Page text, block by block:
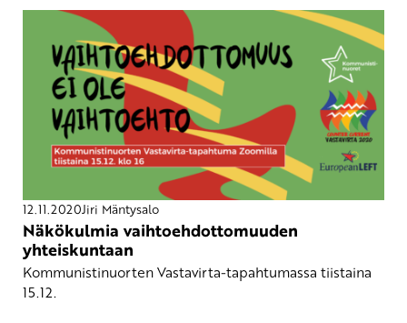
12.11.2020Jiri Mäntysalo
Näkökulmia vaihtoehdottomuuden
yhteiskuntaan
Kommunistinuorten Vastavirta-tapahtumassa tiistaina
15.12.